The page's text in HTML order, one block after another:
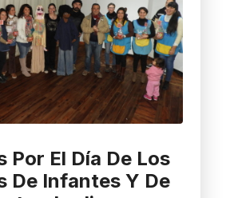
Por El Día De Los
De Infantes Y De